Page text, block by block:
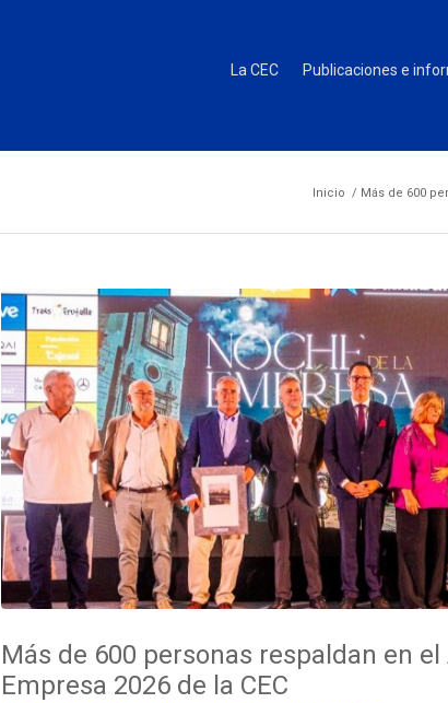
La CEC Publicaciones e
Inicio / Más de 600
Más de 600 personas respaldan en
Empresa 2026 de la CEC